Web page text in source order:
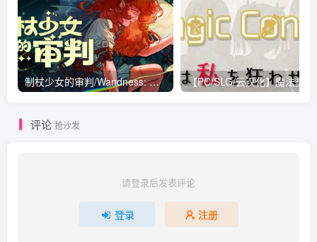
制杖少女的审判/Wandness: WandCraft Survivor Build.19931329|动作冒险|容量642M|免安装绿色中文版
评论 抢沙发
请登录后发表评论
登录 注册